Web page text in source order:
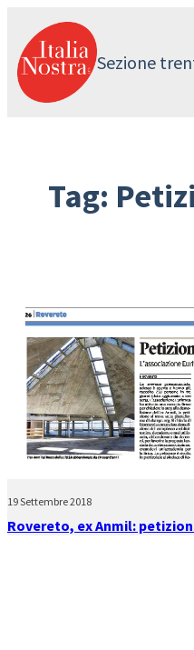
contenuto
Sezione
Tag:
19 Settembre 2018
Rovereto, ex Anmil: